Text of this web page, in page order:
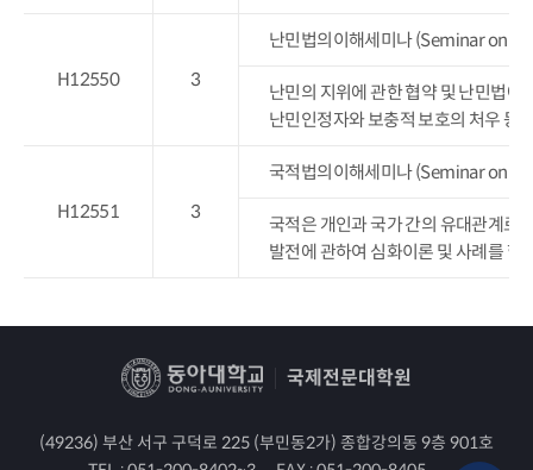
H12550 3
난민법의이해세미나 (Seminar on
난민의 지위에 관한 협약 및 난민법에
난민인정자와 보충적 보호의 처우 등
H12551 3
국적법의이해세미나 (Seminar on
국적은 개인과 국가 간의 유대관계로
발전에 관하여 심화이론 및 사례를 학
국제전문대학원
(49236) 부산 서구 구덕로 225 (부민동2가) 종합강의동 9층 901호